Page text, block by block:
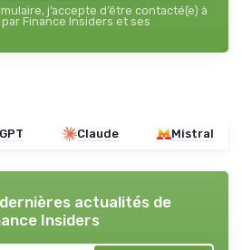
j’accepte d’être contacté(e) à
Finance Insiders et ses
Claude Mistral
actualités de
Insiders